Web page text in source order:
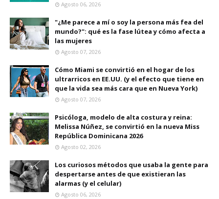
Agosto 06, 2026
"¿Me parece a mí o soy la persona más fea del
mundo?": qué es la fase lútea y cómo afecta a
las mujeres
Agosto 07, 2026
Cómo Miami se convirtió en el hogar de los
ultrarricos en EE.UU. (y el efecto que tiene en
que la vida sea más cara que en Nueva York)
Agosto 07, 2026
Psicóloga, modelo de alta costura y reina:
Melissa Núñez, se convirtió en la nueva Miss
República Dominicana 2026
Agosto 02, 2026
Los curiosos métodos que usaba la gente para
despertarse antes de que existieran las
alarmas (y el celular)
Agosto 06, 2026